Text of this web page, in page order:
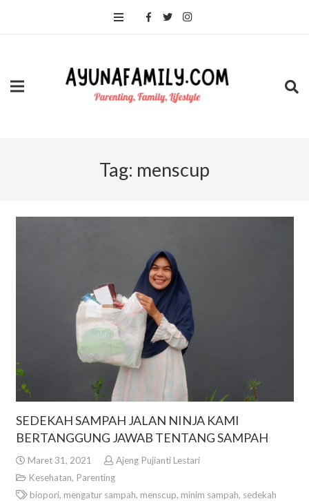
Tag: menscup
SEDEKAH SAMPAH JALAN NINJA KAMI
BERTANGGUNG JAWAB TENTANG SAMPAH
Maret 31, 2021
Ajeng Pujianti Lestari
Kesehatan, Parenting
biopori, mengatur sampah, menscup, minim sampah, sedekah